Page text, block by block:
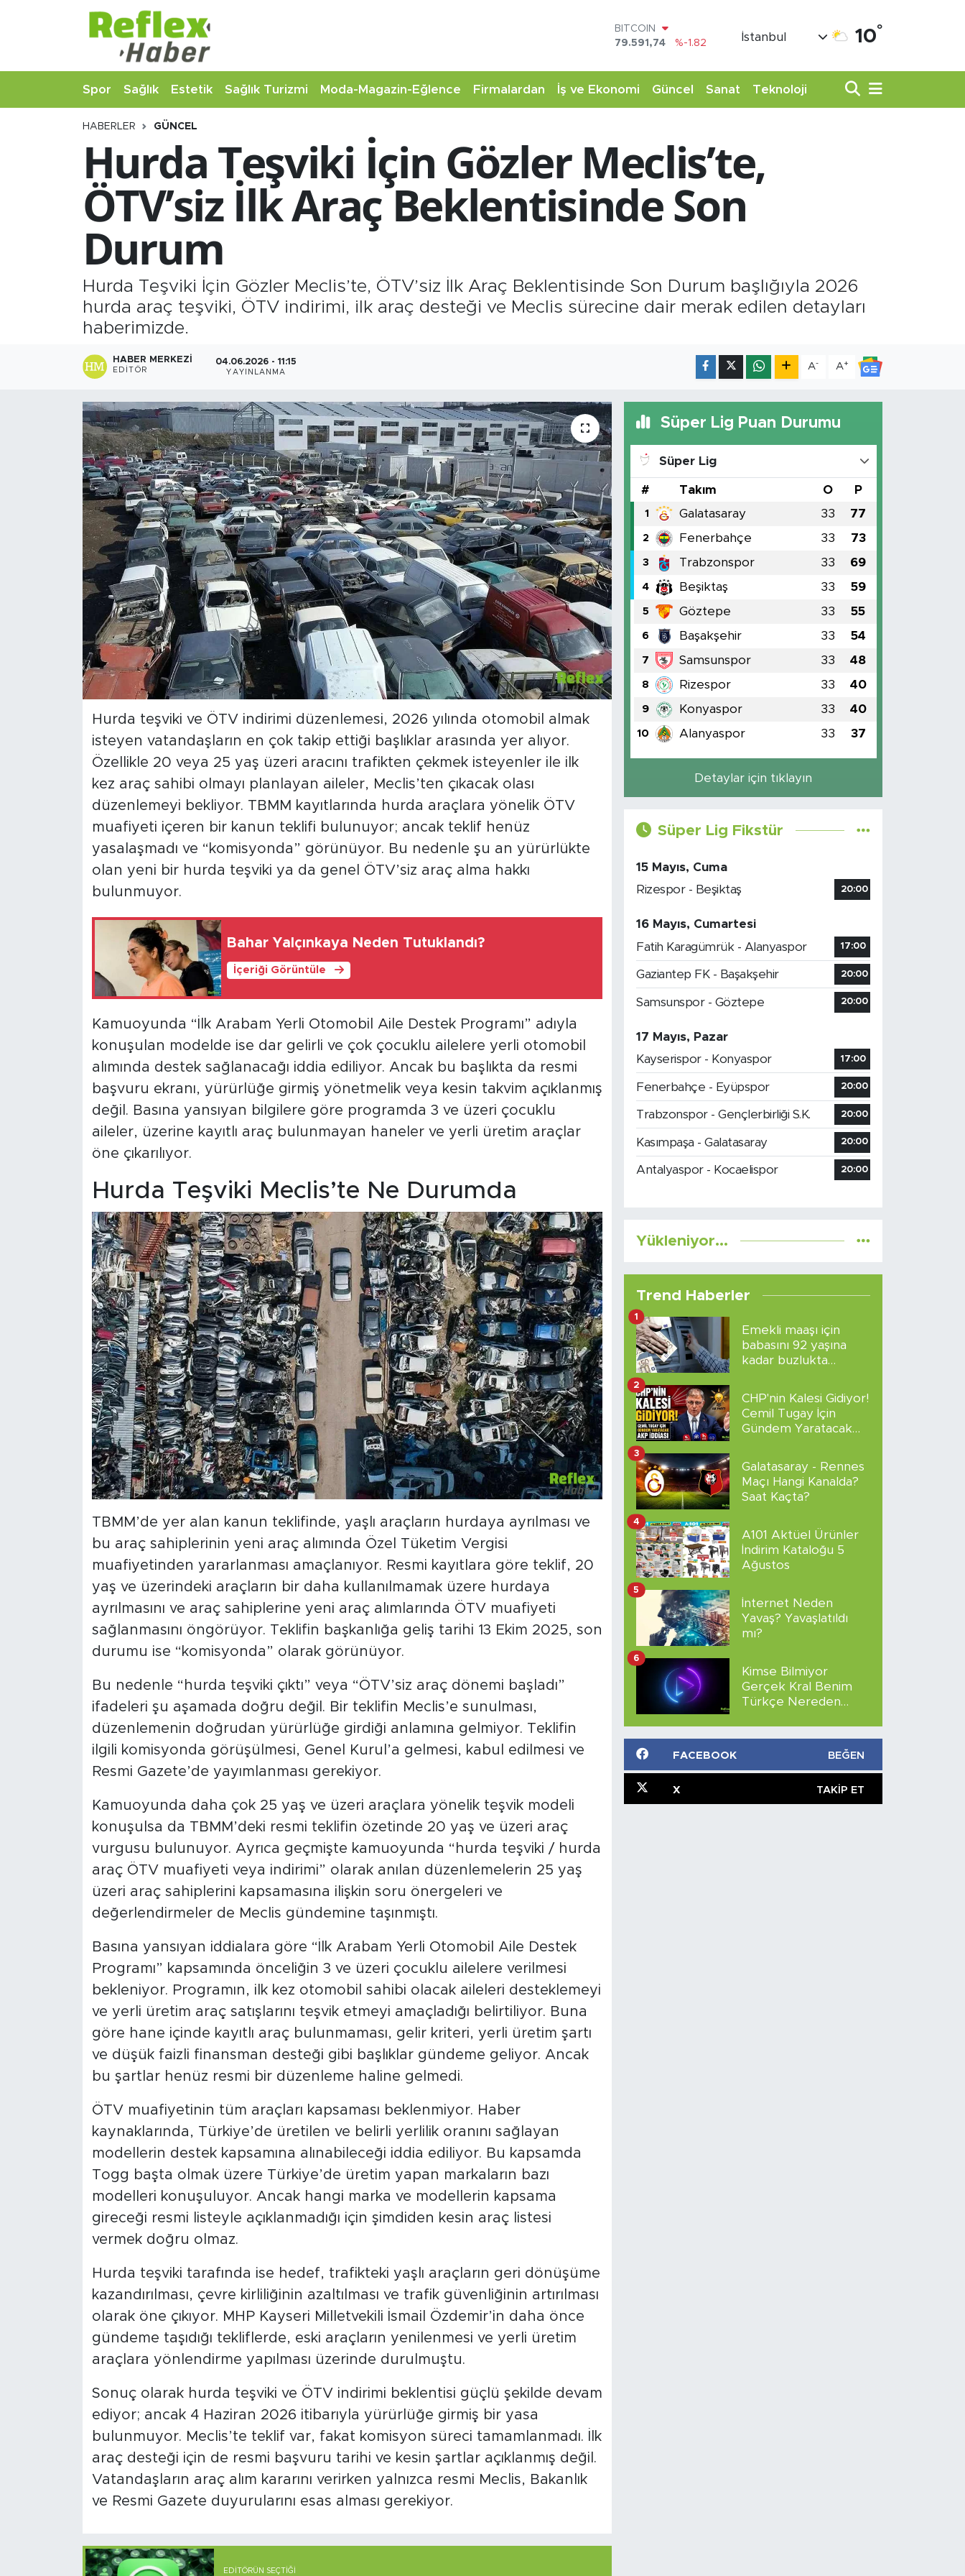
DOLAR
45,43620
%0.02
53,38690
%0.19
STERLİN
14.598,00
%0
BITCOIN
79.591,74
İstanbul 10°
Spor Sağlık Estetik Sağlık Turizmi Moda-Magazin-Eğlence Firmalardan İş ve Ekonomi Güncel Sanat Teknoloji
HABERLER GÜNCEL
Hurda Teşviki İçin Gözler Meclis’te,
ÖTV’siz İlk Araç Beklentisinde Son
Durum
Hurda Teşviki İçin Gözler Meclis’te, ÖTV’siz İlk Araç Beklentisinde Son Durum başlığıyla 2026
hurda araç teşviki, ÖTV indirimi, ilk araç desteği ve Meclis sürecine dair merak edilen detayları
haberimizde.
HABER MERKEZI
EDITÖR
04.06.2026 - 11:15
YAYINLANMA
A- A+
Hurda teşviki ve ÖTV indirimi düzenlemesi, 2026 yılında otomobil almak
isteyen vatandaşların en çok takip ettiği başlıklar arasında yer alıyor.
Özellikle 20 veya 25 yaş üzeri aracını trafikten çekmek isteyenler ile ilk
kez araç sahibi olmayı planlayan aileler, Meclis’ten çıkacak olası
düzenlemeyi bekliyor. TBMM kayıtlarında hurda araçlara yönelik ÖTV
muafiyeti içeren bir kanun teklifi bulunuyor; ancak teklif henüz
yasalaşmadı ve “komisyonda” görünüyor. Bu nedenle şu an yürürlükte
olan yeni bir hurda teşviki ya da genel ÖTV’siz araç alma hakkı
bulunmuyor.
Bahar Yalçınkaya Neden Tutuklandı?
İçeriği Görüntüle
Kamuoyunda “İlk Arabam Yerli Otomobil Aile Destek Programı” adıyla
konuşulan modelde ise dar gelirli ve çok çocuklu ailelere yerli otomobil
alımında destek sağlanacağı iddia ediliyor. Ancak bu başlıkta da resmi
başvuru ekranı, yürürlüğe girmiş yönetmelik veya kesin takvim açıklanmış
değil. Basına yansıyan bilgilere göre programda 3 ve üzeri çocuklu
aileler, üzerine kayıtlı araç bulunmayan haneler ve yerli üretim araçlar
öne çıkarılıyor.
Hurda Teşviki Meclis’te Ne Durumda
TBMM’de yer alan kanun teklifinde, yaşlı araçların hurdaya ayrılması ve
bu araç sahiplerinin yeni araç alımında Özel Tüketim Vergisi
muafiyetinden yararlanması amaçlanıyor. Resmi kayıtlara göre teklif, 20
yaş ve üzerindeki araçların bir daha kullanılmamak üzere hurdaya
ayrılmasını ve araç sahiplerine yeni araç alımlarında ÖTV muafiyeti
sağlanmasını öngörüyor. Teklifin başkanlığa geliş tarihi 13 Ekim 2025, son
durumu ise “komisyonda” olarak görünüyor.
Bu nedenle “hurda teşviki çıktı” veya “ÖTV’siz araç dönemi başladı”
ifadeleri şu aşamada doğru değil. Bir teklifin Meclis’e sunulması,
düzenlemenin doğrudan yürürlüğe girdiği anlamına gelmiyor. Teklifin
ilgili komisyonda görüşülmesi, Genel Kurul’a gelmesi, kabul edilmesi ve
Resmi Gazete’de yayımlanması gerekiyor.
Kamuoyunda daha çok 25 yaş ve üzeri araçlara yönelik teşvik modeli
konuşulsa da TBMM’deki resmi teklifin özetinde 20 yaş ve üzeri araç
vurgusu bulunuyor. Ayrıca geçmişte kamuoyunda “hurda teşviki / hurda
araç ÖTV muafiyeti veya indirimi” olarak anılan düzenlemelerin 25 yaş
üzeri araç sahiplerini kapsamasına ilişkin soru önergeleri ve
değerlendirmeler de Meclis gündemine taşınmıştı.
Basına yansıyan iddialara göre “İlk Arabam Yerli Otomobil Aile Destek
Programı” kapsamında önceliğin 3 ve üzeri çocuklu ailelere verilmesi
bekleniyor. Programın, ilk kez otomobil sahibi olacak aileleri desteklemeyi
ve yerli üretim araç satışlarını teşvik etmeyi amaçladığı belirtiliyor. Buna
göre hane içinde kayıtlı araç bulunmaması, gelir kriteri, yerli üretim şartı
ve düşük faizli finansman desteği gibi başlıklar gündeme geliyor. Ancak
bu şartlar henüz resmi bir düzenleme haline gelmedi.
ÖTV muafiyetinin tüm araçları kapsaması beklenmiyor. Haber
kaynaklarında, Türkiye’de üretilen ve belirli yerlilik oranını sağlayan
modellerin destek kapsamına alınabileceği iddia ediliyor. Bu kapsamda
Togg başta olmak üzere Türkiye’de üretim yapan markaların bazı
modelleri konuşuluyor. Ancak hangi marka ve modellerin kapsama
gireceği resmi listeyle açıklanmadığı için şimdiden kesin araç listesi
vermek doğru olmaz.
Hurda teşviki tarafında ise hedef, trafikteki yaşlı araçların geri dönüşüme
kazandırılması, çevre kirliliğinin azaltılması ve trafik güvenliğinin artırılması
olarak öne çıkıyor. MHP Kayseri Milletvekili İsmail Özdemir’in daha önce
gündeme taşıdığı tekliflerde, eski araçların yenilenmesi ve yerli üretim
araçlara yönlendirme yapılması üzerinde durulmuştu.
Sonuç olarak hurda teşviki ve ÖTV indirimi beklentisi güçlü şekilde devam
ediyor; ancak 4 Haziran 2026 itibarıyla yürürlüğe girmiş bir yasa
bulunmuyor. Meclis’te teklif var, fakat komisyon süreci tamamlanmadı. İlk
araç desteği için de resmi başvuru tarihi ve kesin şartlar açıklanmış değil.
Vatandaşların araç alım kararını verirken yalnızca resmi Meclis, Bakanlık
ve Resmi Gazete duyurularını esas alması gerekiyor.
EDITÖRÜN SEÇTIĞI
Süper Lig Puan Durumu
Süper Lig
# Takım O P
1 Galatasaray 33 77
2 Fenerbahçe 33 73
3 Trabzonspor 33 69
4 Beşiktaş 33 59
5 Göztepe 33 55
6 Başakşehir 33 54
7 Samsunspor 33 48
8 Rizespor 33 40
9 Konyaspor 33 40
10 Alanyaspor 33 37
Detaylar için tıklayın
Süper Lig Fikstür
15 Mayıs, Cuma
Rizespor - Beşiktaş
20:00
16 Mayıs, Cumartesi
Fatih Karagümrük - Alanyaspor
17:00
Gaziantep FK - Başakşehir 20:00
Samsunspor - Göztepe 20:00
17 Mayıs, Pazar
Kayserispor - Konyaspor
17:00
Fenerbahçe - Eyüpspor 20:00
Trabzonspor - Gençlerbirliği S.K. 20:00
Kasımpaşa - Galatasaray 20:00
Antalyaspor - Kocaelispor 20:00
Yükleniyor...
Trend Haberler
Emekli maaşı için
babasını 92 yaşına
kadar buzlukta
1
CHP'nin Kalesi Gidiyor!
Cemil Tugay İçin
Gündem Yaratacak
2
Galatasaray - Rennes
Maçı Hangi Kanalda?
Saat Kaçta?
3
A101 Aktüel Ürünler
İndirim Kataloğu 5
Ağustos
4
İnternet Neden
Yavaş? Yavaşlatıldı
mı?
5
Kimse Bilmiyor
Gerçek Kral Benim
Türkçe Nereden
6
FACEBOOK BEĞEN
X TAKIP ET
Estetik
Firmalardan
İş ve Ekonomi
Moda-Magazin-Eğlence
Sağlık Turizmi
Teknoloji
Nöbetçi Eczaneler
Hava Durumu
Namaz Vakitleri
Trafik Durumu
Şampiyonlar Ligi Puan Durumu ve Fikstür
Tüm Manşetler
Haber Arşivi